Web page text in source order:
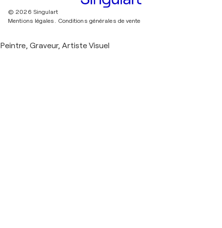
© 2026 Singulart
Mentions légales. Conditions générales de vente
Peintre, Graveur, Artiste Visuel